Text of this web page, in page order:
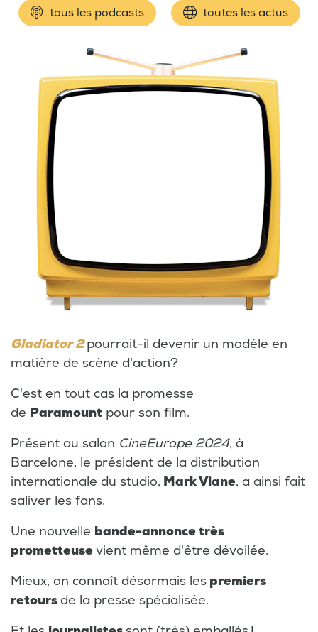
tous les podcasts toutes les actus
Gladiator 2 pourrait-il devenir un modèle en
matière de scène d'action?
C'est en tout cas la promesse
de Paramount pour son film.
Présent au salon CineEurope 2024, à
Barcelone, le président de la distribution
internationale du studio, Mark Viane, a ainsi fait
saliver les fans.
Une nouvelle bande-annonce très
prometteusevient même d'être dévoilée.
Mieux, on connaît désormais les premiers
retoursde la presse spécialisée.